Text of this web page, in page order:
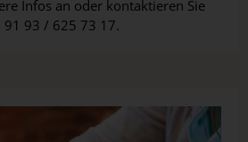
Infos an oder kontaktieren Sie
93 / 625 73 17.